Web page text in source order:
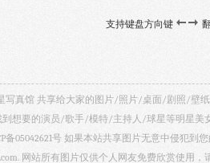
支持键盘方向键
写真馆 共享给大家的图片/照片/桌面/剧照/壁
到想要的演员/歌手/模特/主持人/球星等明星美
备05042621号 如果本站共享图片无意中侵犯到
网站所有图片仅供个人网友免费欣赏使用